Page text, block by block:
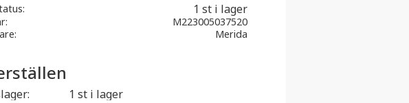
1 st i lager
M223005037520
Merida
1 st i lager